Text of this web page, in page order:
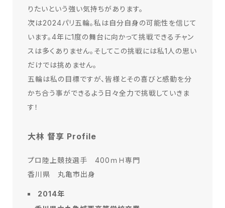
りたいという強い気持ちがあります。
次は2024パリ五輪。私は⾃分⾃⾝の可能性を信じて
います。4年に1度の舞台に向かって挑戦できるチャン
スは多くありません。そしてこの挑戦には私1⼈の思い
だけでは挑めません。
五輪は私の⽬標ですが、皆様とその喜びと感動を分
かち合う事ができるよう⽇々全⼒で挑戦していきま
す！
大林 督享 Profile
プロ陸上競技選手 400ｍＨ専門
香川県 丸亀市出身
2014年